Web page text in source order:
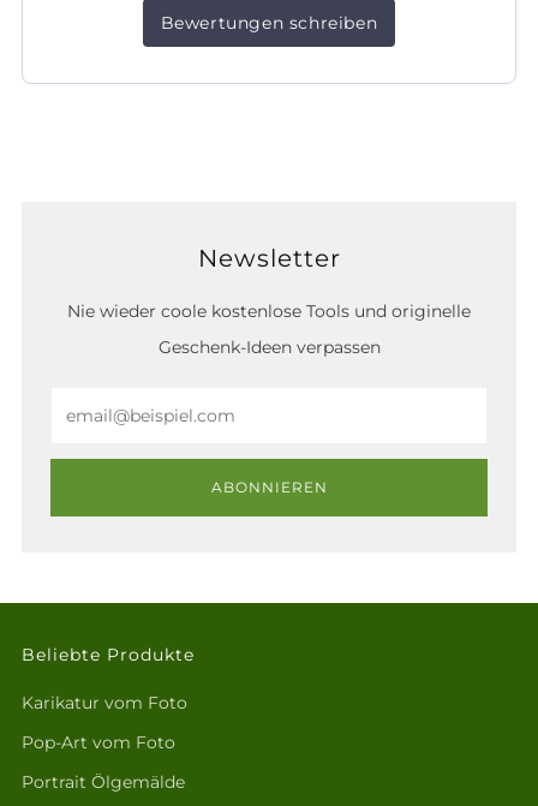
Bewertungen schreiben
Newsletter
Nie wieder coole kostenlose Tools und originelle
Geschenk-Ideen verpassen
ABONNIEREN
Beliebte Produkte
Karikatur vom Foto
Pop-Art vom Foto
Portrait Ölgemälde